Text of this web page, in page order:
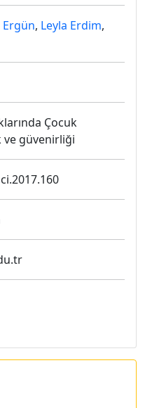
Ergün, Leyla Erdim,
Çocuk
ve güvenirliği